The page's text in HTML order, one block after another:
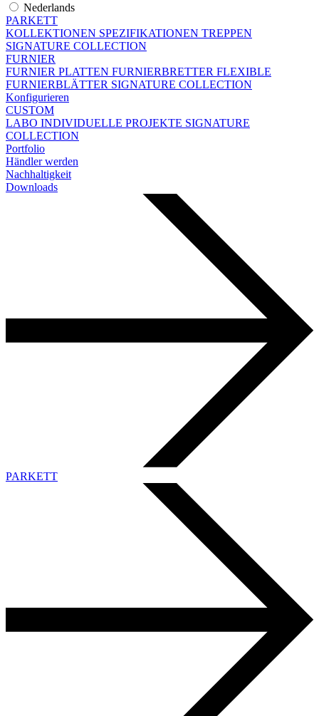
Nederlands
PARKETT
KOLLEKTIONEN SPEZIFIKATIONEN TREPPEN
SIGNATURE COLLECTION
FURNIER
FURNIER PLATTEN FURNIERBRETTER FLEXIBLE
FURNIERBLÄTTER SIGNATURE COLLECTION
Konfigurieren
CUSTOM
LABO INDIVIDUELLE PROJEKTE SIGNATURE
COLLECTION
Portfolio
Händler werden
Nachhaltigkeit
Downloads
PARKETT